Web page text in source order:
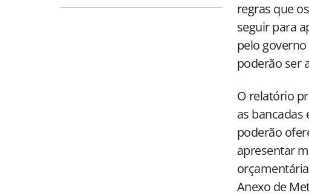
regras que
seguir para
pelo governo
poderão ser
O relatório
as bancadas
poderão
apresentar
Anexo de